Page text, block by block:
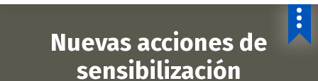
Nuevas acciones de
sensibilización